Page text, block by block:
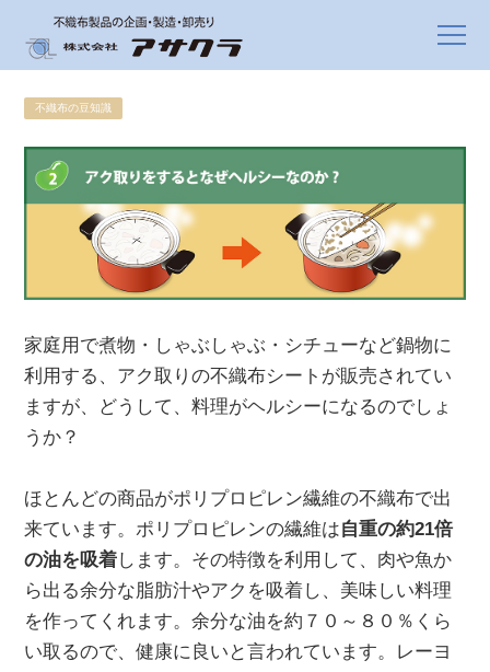
不織布の豆知識
家庭用で煮物・しゃぶしゃぶ・シチューなど鍋物に
利用する、アク取りの不織布シートが販売されてい
ますが、どうして、料理がヘルシーになるのでしょ
うか？
ほとんどの商品がポリプロピレン繊維の不織布で出
来ています。ポリプロピレンの繊維は自重の約21倍
の油を吸着します。その特徴を利用して、肉や魚か
ら出る余分な脂肪汁やアクを吸着し、美味しい料理
を作ってくれます。余分な油を約７０～８０％くら
い取るので、健康に良いと言われています。レーヨ